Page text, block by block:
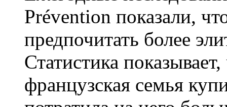
Prévention показали,
предпочитать более
Статистика
французская семья